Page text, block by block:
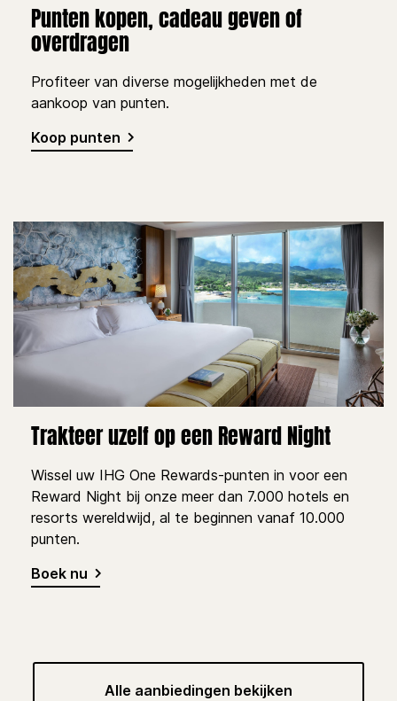
Punten kopen, cadeau geven of
overdragen
Profiteer van diverse mogelijkheden met de
aankoop van punten.
Koop punten
Trakteer uzelf op een Reward Night
Wissel uw IHG One Rewards-punten in voor een
Reward Night bij onze meer dan 7.000 hotels en
resorts wereldwijd, al te beginnen vanaf 10.000
punten.
Boek nu
Alle aanbiedingen bekijken